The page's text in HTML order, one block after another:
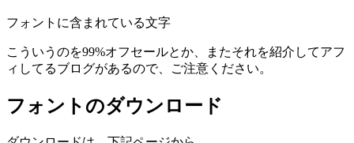
フォントに含まれている文字
こういうのを99%オフセールとか、またそれを紹介してアフ
ィしてるブログがあるので、ご注意ください。
フォントのダウンロード